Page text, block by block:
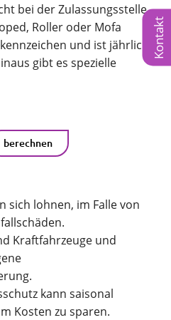
bei der Zulassungsstelle.
Roller oder Mofa
und ist jährlich
gibt es spezielle
berechnen
sich lohnen, im Falle von
Kraftfahrzeuge und
kann saisonal
Kosten zu sparen.
Kontakt